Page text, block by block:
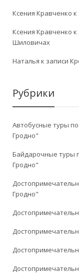
Ксения Кравченко к
Ксения Кравченко к
Шиловичах
Наталья к записи
Рубрики
Автобусные туры
Гродно"
Байдарочные туры
Гродно"
Гродно"